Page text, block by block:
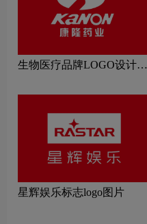
生物医疗品牌LOGO设计理
星辉娱乐标志logo图片